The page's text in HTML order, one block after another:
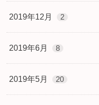
2019年12月 2
2019年6月 8
2019年5月 20